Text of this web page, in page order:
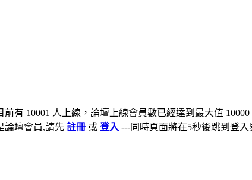
前有 10001 人上線，論壇上線會員數已經達到最大值
論壇會員,請先 註冊 或 登入 ---同時頁面將在5秒後跳到登入